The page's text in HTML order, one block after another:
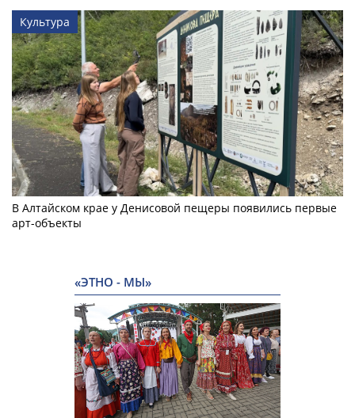
Культура
В Алтайском крае у Денисовой пещеры появились первые
арт-объекты
«ЭТНО - МЫ»